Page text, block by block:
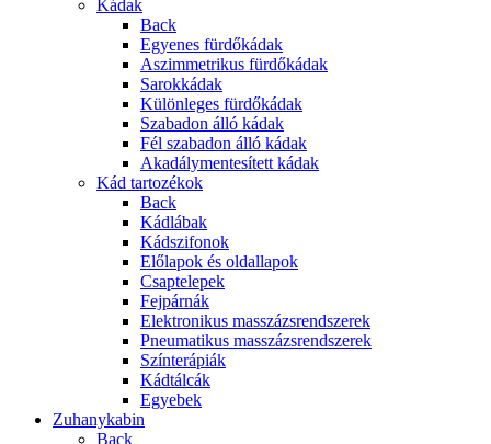
Kádak
Back
Egyenes fürdőkádak
Aszimmetrikus fürdőkádak
Sarokkádak
Különleges fürdőkádak
Szabadon álló kádak
Fél szabadon álló kádak
Akadálymentesített kádak
Kád tartozékok
Back
Kádlábak
Kádszifonok
Előlapok és oldallapok
Csaptelepek
Fejpárnák
Elektronikus masszázsrendszerek
Pneumatikus masszázsrendszerek
Színterápiák
Kádtálcák
Egyebek
Zuhanykabin
Back